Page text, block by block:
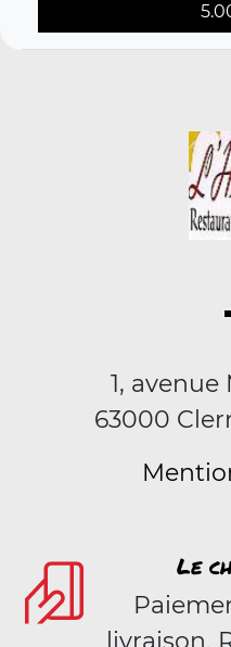
1,
63000
Le
livraison.